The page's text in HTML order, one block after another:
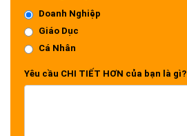
Doanh Nghiệp
Giáo Dục
Cá Nhân
Yêu cầu CHI TIẾT HƠN của bạn là gì?